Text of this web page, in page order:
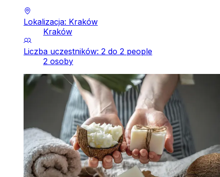
Lokalizacja: Kraków
Kraków
Liczba uczestników: 2 do 2 people
2 osoby